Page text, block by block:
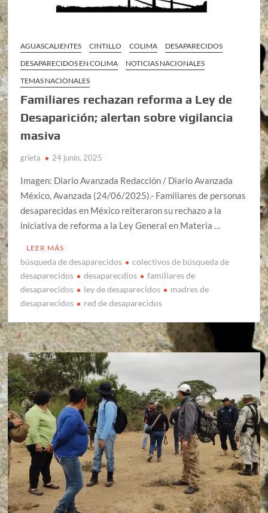
AGUASCALIENTES CINTILLO COLIMA
DESAPARECIDOS
DESAPARECIDOS EN COLIMA
NOTICIAS NACIONALES
TEMAS NACIONALES
Familiares rechazan reforma a Ley de
Desaparición; alertan sobre vigilancia
masiva
grieta 24 junio, 2025
Imagen: Diario Avanzada Redacción / Diario Avanzada
México, Avanzada (24/06/2025).- Familiares de personas
desaparecidas en México reiteraron su rechazo a la
iniciativa de reforma a la Ley General en Materia …
LEER MÁS
búsqueda de desaparecidos
colectivos de búsqueda de
desaparecidos
desaparecdios
familiares de
desaparecidos
ley de desaparecidos
madres de
desaparecidos
red de desaparecidos